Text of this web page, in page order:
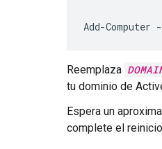
Add-Computer -
Reemplaza
tu dominio de
Espera un
complete el